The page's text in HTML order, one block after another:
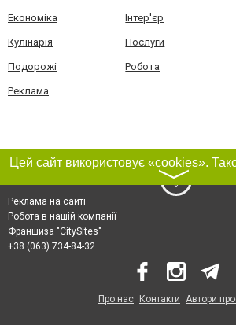
Економіка Інтер'єр
Кулінарія Послуги
Подорожі Робота
Реклама
〉
Реклама на сайті
Робота в нашій компанії
Франшиза "CitySites"
+38 (063) 734-84-32
Про нас Контакти Автори